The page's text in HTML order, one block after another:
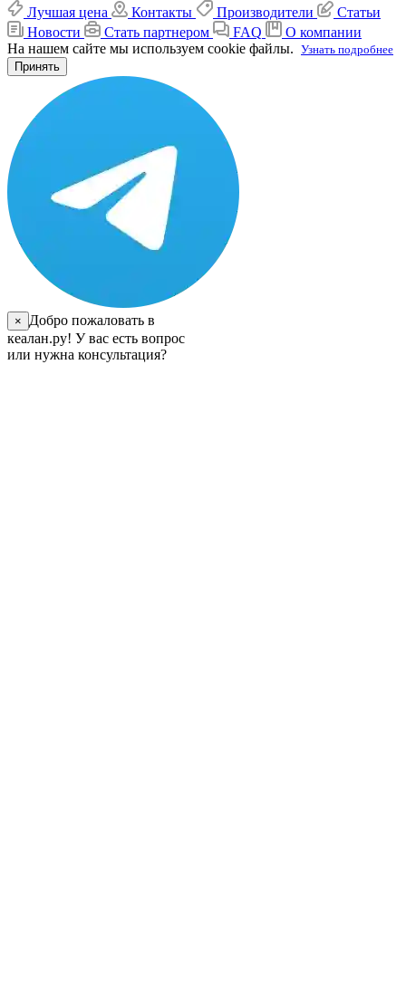
Лучшая цена
Контакты Производители
Статьи
Новости
Стать партнером FAQ
О компании
На нашем сайте мы используем cookie файлы. Узнать подробнее
Принять
×
Добро пожаловать в
кеалан.ру! У вас есть вопрос
или нужна консультация?